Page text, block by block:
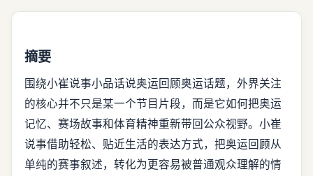
摘要
围绕小崔说事小品话说奥运回顾奥运话题，外界关注
的核心并不只是某一个节目片段，而是它如何把奥运
记忆、赛场故事和体育精神重新带回公众视野。小崔
说事借助轻松、贴近生活的表达方式，把奥运回顾从
单纯的赛事叙述，转化为更容易被普通观众理解的情